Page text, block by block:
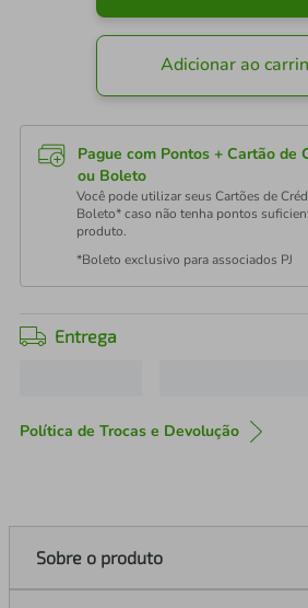
Adicionar ao
Pague com Pontos + Cartão de
ou Boleto
Você pode utilizar seus Cartões de
Boleto* caso não tenha pontos
produto.
*Boleto exclusivo para associados PJ
Entrega
Política de Trocas e Devolução
Sobre o produto